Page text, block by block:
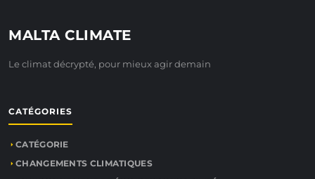
MALTA CLIMATE
Le climat décrypté, pour mieux agir demain
CATÉGORIES
CATÉGORIE
CHANGEMENTS CLIMATIQUES